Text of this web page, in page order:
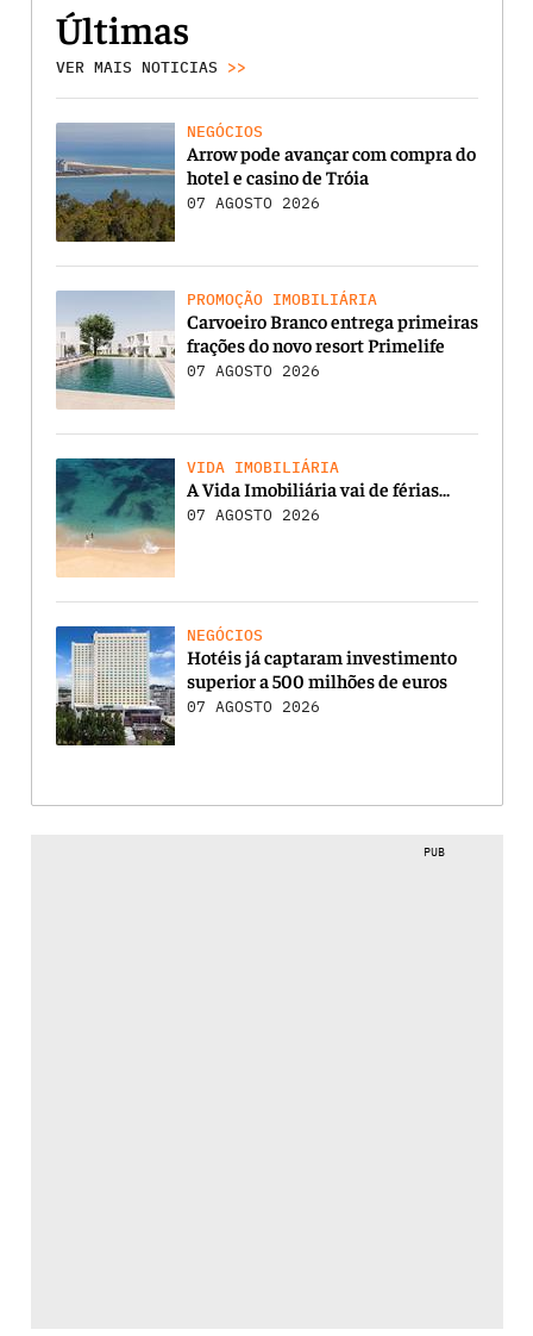
Últimas
VER MAIS NOTICIAS >>
NEGÓCIOS
Arrow pode avançar com compra do
hotel e casino de Tróia
07 AGOSTO 2026
PROMOÇÃO IMOBILIÁRIA
Carvoeiro Branco entrega primeiras
frações do novo resort Primelife
07 AGOSTO 2026
VIDA IMOBILIÁRIA
A Vida Imobiliária vai de férias…
07 AGOSTO 2026
NEGÓCIOS
Hotéis já captaram investimento
superior a 500 milhões de euros
07 AGOSTO 2026
PUB